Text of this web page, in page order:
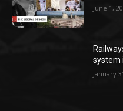
June 1,
system
January